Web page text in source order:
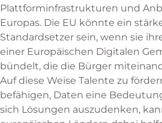
Plattforminfrastrukturen und
Europas. Die EU könnte ein
Standardsetzer sein, wenn sie
einer Europäischen Digitalen
bündelt, die die Bürger
Auf diese Weise Talente zu
befähigen, Daten eine
sich Lösungen auszudenken,